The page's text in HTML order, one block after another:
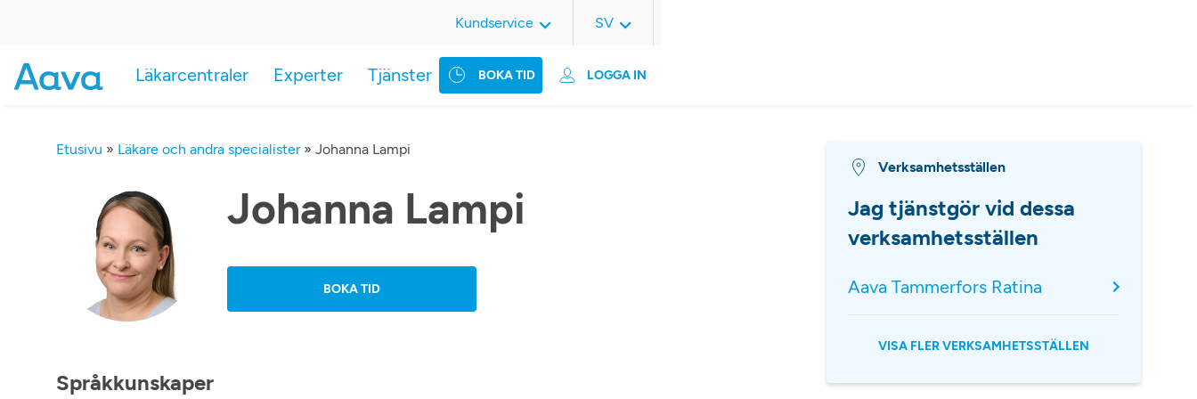
BOKA TID LOGGA IN
Läkarcentraler Experter Tjänster
Kundservice SV
Etusivu » Läkare och andra specialister» Johanna Lampi
Johanna Lampi
BOKA TID
Språkkunskaper
Verksamhetsställen
Jag tjänstgör vid dessa
verksamhetsställen
Aava Tammerfors Ratina
VISA FLER VERKSAMHETSSTÄLLEN